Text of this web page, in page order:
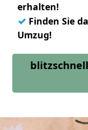
erhalten!
✓ Finden Sie
Umzug!